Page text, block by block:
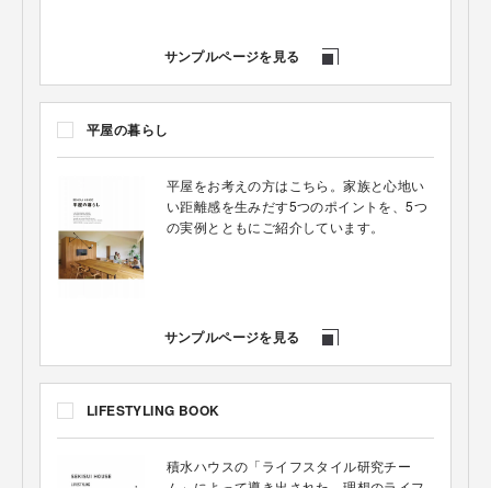
サンプルページを見る
平屋の暮らし
平屋をお考えの方はこちら。家族と心地い
い距離感を生みだす5つのポイントを、5つ
の実例とともにご紹介しています。
サンプルページを見る
LIFESTYLING BOOK
積水ハウスの「ライフスタイル研究チー